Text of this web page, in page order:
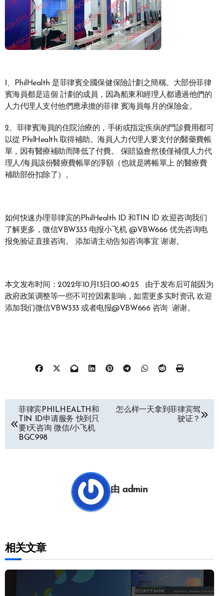
1、PhilHealth 是菲律賓全國保健保險計劃之簡稱。大部份菲律
賓海員都是這個 計劃的成員，因為船東和經理人都通過他們的
人力代理人支付他們應承擔的菲律 賓海員每月的保險金。
2、菲律賓海員的住院治療的，手術或指定疾病的門診費用都可
以從 PhilHealth 取得補助。海員人力代理人要支付的醫藥費帳
單，因有醫療補助而降低了付費。 保賠協會然後僅補償人力代
理人/海員該份醫療費帳單的淨額（也就是將帳單上 的醫療費
補助部份扣除了）。
如何快速办理菲律宾的PhilHealth ID 和TIN ID 欢迎咨询我们
了解更多，微信VBW333 电报小飞机 @VBW666 优先咨询电
报免验证直接咨询。 添加请主动告知咨询事宜 谢谢。
本文发布时间：2022年10月13日00:40:25 由于发布后可能因为
政府政策调整等一些不可控因素影响，如需更多实时资讯 欢迎
添加我们微信VBW333 或者电报@VBW666 咨询 谢谢。
章
菲律宾PHILHEALTH和
TIN ID申请服务 快到只
要1天咨询 微信/小飞机
BGC998
怎么样一天拿到菲律宾驾
驶证？
由 admin
相关文章